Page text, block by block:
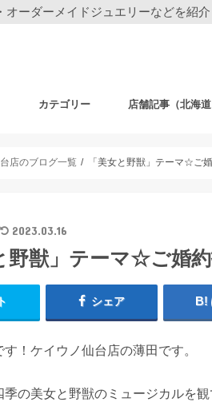
オーダーメイドジュエリーなどを紹介
カテゴリー 店舗記事（北海
店のブログ一覧 「美女と野獣」テーマ☆ご
2023.03.16
野獣」テーマ☆ご婚
シェア
！ケイウノ仙台店の薄田です。
季の美女と野獣のミュージカルを観